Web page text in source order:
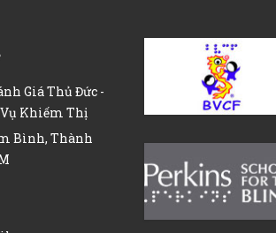
Giá Thủ Đức -
Khiếm Thị
Bình, Thành